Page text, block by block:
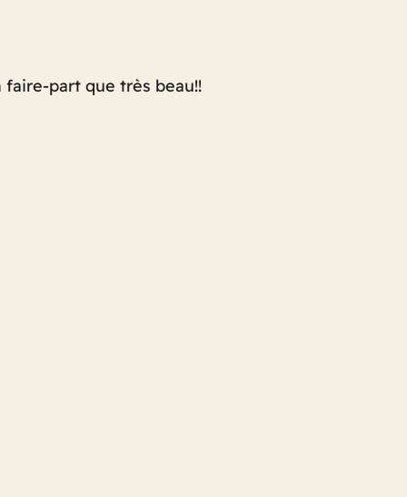
part que très beau!!